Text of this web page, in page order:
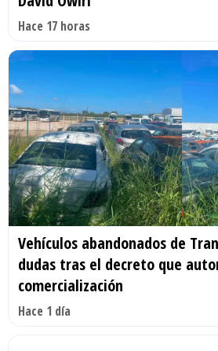
Hace 17 horas
Vehículos abandonados de
dudas tras el decreto que
comercialización
Hace 1 día